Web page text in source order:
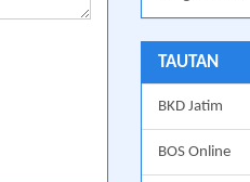
TAUTAN
BKD Jatim
BOS Online